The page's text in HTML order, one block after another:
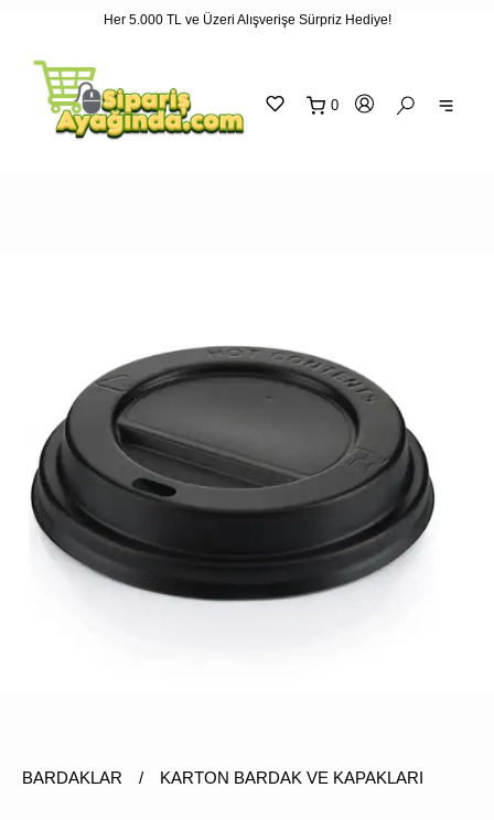
Her 5.000 TL ve Üzeri Alışverişe Sürpriz Hediye!
0
ÜRÜN
""
BARDAKLAR / KARTON BARDAK VE KAPAKLARI